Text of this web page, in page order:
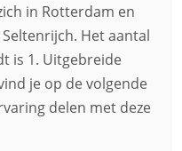
in Rotterdam en
Het aantal
is 1. Uitgebreide
je op de volgende
delen met deze